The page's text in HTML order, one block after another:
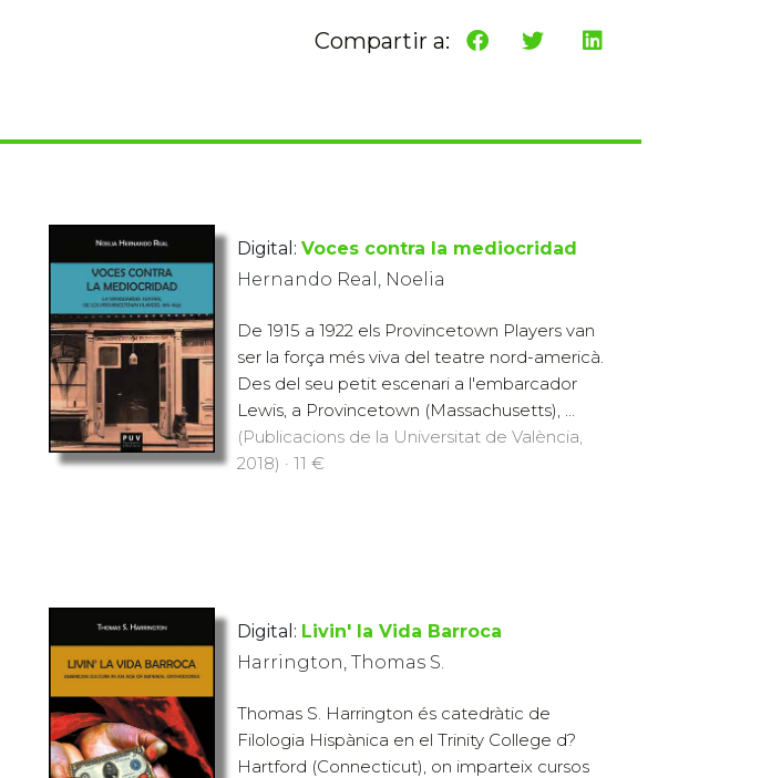
Compartir a:
Digital: Voces contra la mediocridad
Hernando Real, Noelia
De 1915 a 1922 els Provincetown Players van
ser la força més viva del teatre nord-americà.
Des del seu petit escenari a l'embarcador
Lewis, a Provincetown (Massachusetts), ...
(Publicacions de la Universitat de València,
2018) · 11 €
Digital: Livin' la Vida Barroca
Harrington, Thomas S.
Thomas S. Harrington és catedràtic de
Filologia Hispànica en el Trinity College d?
Hartford (Connecticut), on imparteix cursos